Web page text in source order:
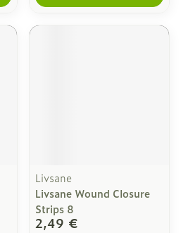
Livsane
Livsane Wound Closure
Strips 8
2,49 €